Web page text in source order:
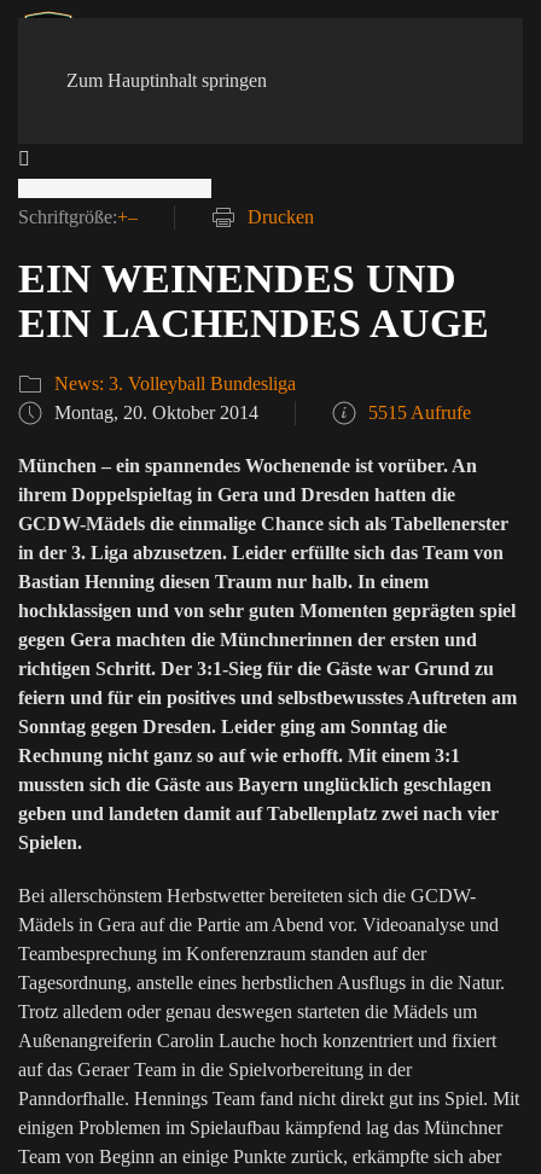
Zum Hauptinhalt springen
Schriftgröße:+– Drucken
EIN WEINENDES UND
EIN LACHENDES AUGE
News: 3. Volleyball Bundesliga
Montag, 20. Oktober 2014
5515 Aufrufe
München – ein spannendes Wochenende ist vorüber. An
ihrem Doppelspieltag in Gera und Dresden hatten die
GCDW-Mädels die einmalige Chance sich als Tabellenerster
in der 3. Liga abzusetzen. Leider erfüllte sich das Team von
Bastian Henning diesen Traum nur halb. In einem
hochklassigen und von sehr guten Momenten geprägten spiel
gegen Gera machten die Münchnerinnen der ersten und
richtigen Schritt. Der 3:1-Sieg für die Gäste war Grund zu
feiern und für ein positives und selbstbewusstes Auftreten am
Sonntag gegen Dresden. Leider ging am Sonntag die
Rechnung nicht ganz so auf wie erhofft. Mit einem 3:1
mussten sich die Gäste aus Bayern unglücklich geschlagen
geben und landeten damit auf Tabellenplatz zwei nach vier
Spielen.
Bei allerschönstem Herbstwetter bereiteten sich die GCDW-
Mädels in Gera auf die Partie am Abend vor. Videoanalyse und
Teambesprechung im Konferenzraum standen auf der
Tagesordnung, anstelle eines herbstlichen Ausflugs in die Natur.
Trotz alledem oder genau deswegen starteten die Mädels um
Außenangreiferin Carolin Lauche hoch konzentriert und fixiert
auf das Geraer Team in die Spielvorbereitung in der
Panndorfhalle. Hennings Team fand nicht direkt gut ins Spiel. Mit
einigen Problemen im Spielaufbau kämpfend lag das Münchner
Team von Beginn an einige Punkte zurück, erkämpfte sich aber